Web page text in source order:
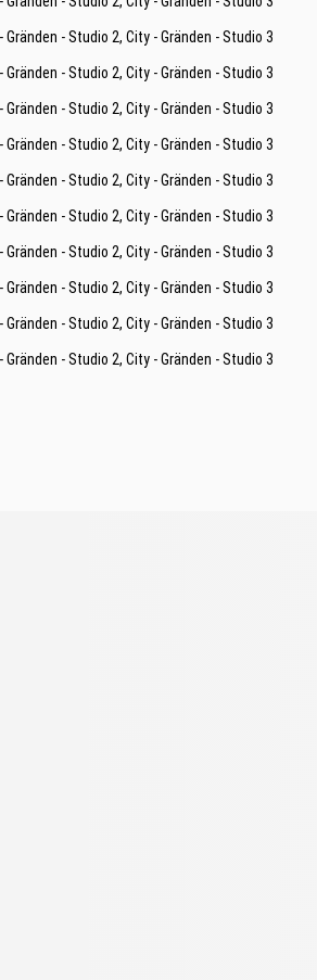
Gränden - Studio 2, City - Gränden - Studio 3
Gränden - Studio 2, City - Gränden - Studio 3
Gränden - Studio 2, City - Gränden - Studio 3
Gränden - Studio 2, City - Gränden - Studio 3
Gränden - Studio 2, City - Gränden - Studio 3
Gränden - Studio 2, City - Gränden - Studio 3
Gränden - Studio 2, City - Gränden - Studio 3
Gränden - Studio 2, City - Gränden - Studio 3
Gränden - Studio 2, City - Gränden - Studio 3
Gränden - Studio 2, City - Gränden - Studio 3